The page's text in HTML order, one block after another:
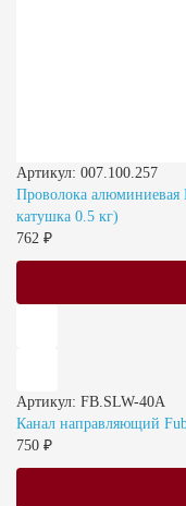
Артикул: 007.100.257
Проволока
катушка 0.5 кг)
762 ₽
Артикул: FB.SLW-40A
Канал направляющий
750 ₽